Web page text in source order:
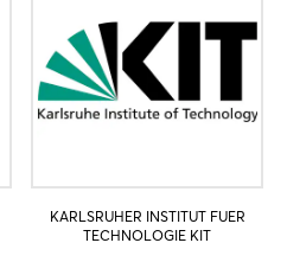
KARLSRUHER INSTITUT FUER
TECHNOLOGIE KIT